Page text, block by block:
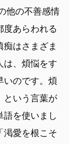
他の不善感情
度あらわれる
はさまざま
は、煩悩をす
いのです。煩
という言葉が
語を使いまし
渇愛を根こそ